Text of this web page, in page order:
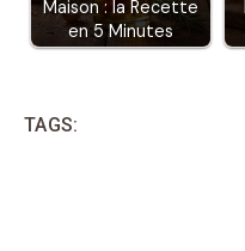
Maison : la Recette
en 5 Minutes
TAGS: